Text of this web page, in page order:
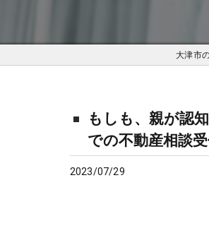
大津市
もしも、親が認
での不動産相談
2023/07/29